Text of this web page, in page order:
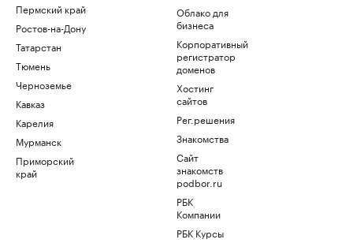
Пермский край
Ростов-на-Дону
Татарстан
Тюмень
Черноземье
Кавказ
Карелия
Мурманск
Приморский
край
Облако для
бизнеса
Корпоративный
регистратор
доменов
Хостинг
сайтов
Рег.решения
Знакомства
Сайт
знакомств
podbor.ru
РБК
Компании
РБК Курсы